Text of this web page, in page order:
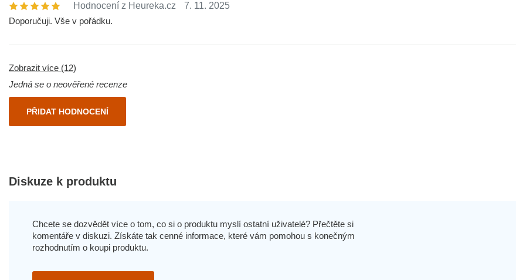
Hodnocení z Heureka.cz
7. 11. 2025
Doporučuji. Vše v pořádku.
Zobrazit více (12)
Jedná se o neověřené recenze
PŘIDAT HODNOCENÍ
Diskuze k produktu
Chcete se dozvědět více o tom, co si o produktu myslí ostatní uživatelé? Přečtěte si
komentáře v diskuzi. Získáte tak cenné informace, které vám pomohou s konečným
rozhodnutím o koupi produktu.